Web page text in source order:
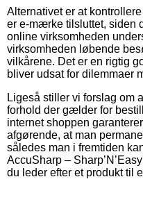
Alternativet er at
er e-mærke tilsluttet, siden
online virksomheden
virksomheden løbende
vilkårene. Det er en rigtig
bliver udsat for dilemmaer
Ligeså stiller vi forslag om
forhold der gælder for
internet shoppen
afgørende, at man
således man i fremtiden
AccuSharp –
du leder efter et produkt til